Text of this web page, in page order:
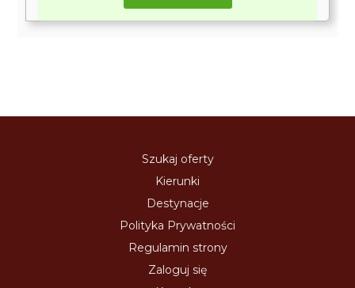
Szukaj oferty
Kierunki
Destynacje
Polityka Prywatności
Regulamin strony
Zaloguj się